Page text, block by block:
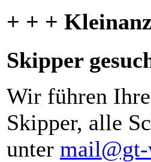
+ + +
Skipper
Wir führen
Skipper, alle
unter